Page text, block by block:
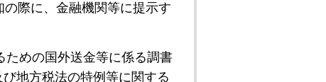
際に、金融機関等に提示す
ための国外送金等に係る調書
地方税法の特例等に関する